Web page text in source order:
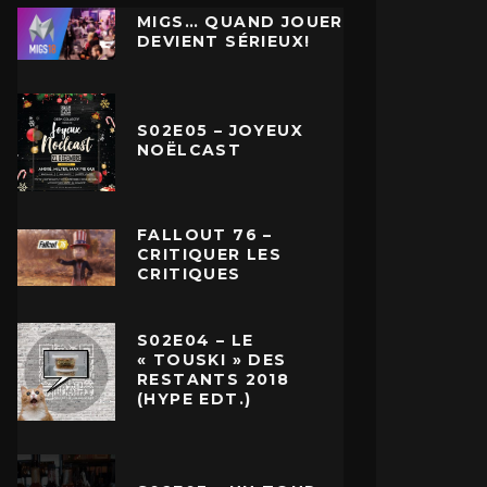
MIGS… QUAND JOUER
DEVIENT SÉRIEUX!
S02E05 – JOYEUX
NOËLCAST
FALLOUT 76 –
CRITIQUER LES
CRITIQUES
S02E04 – LE
« TOUSKI » DES
RESTANTS 2018
(HYPE EDT.)